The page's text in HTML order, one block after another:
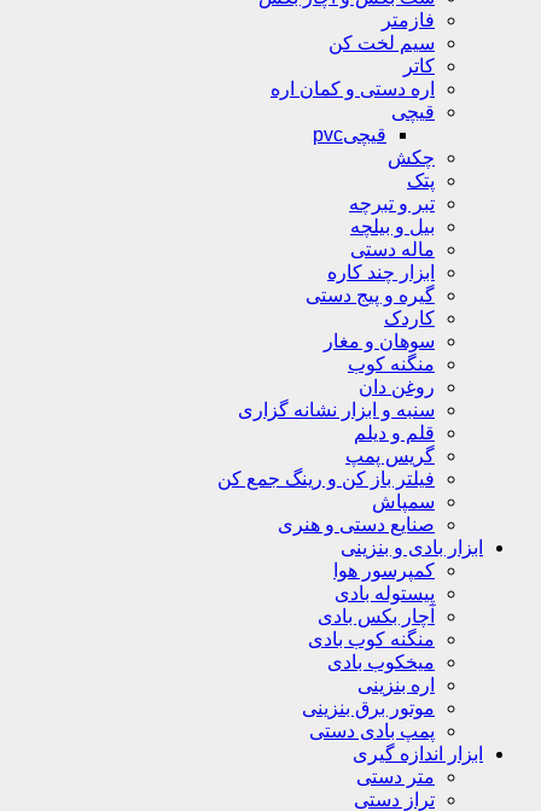
فازمتر
سیم لخت کن
کاتر
اره دستی و کمان اره
قیچی
قیچیpvc
چکش
پتک
تبر و تبرچه
بیل و بیلچه
ماله دستی
ابزار چند کاره
گیره و پیج دستی
کاردک
سوهان و مغار
منگنه کوب
روغن دان
سنبه و ابزار نشانه گزاری
قلم و دیلم
گریس پمپ
فیلتر باز کن و رینگ جمع کن
سمپاش
صنایع دستی و هنری
ابزار بادی و بنزینی
کمپرسور هوا
پیستوله بادی
آچار بکس بادی
منگنه کوب بادی
میخکوب بادی
اره بنزینی
موتور برق بنزینی
پمپ بادی دستی
ابزار اندازه گیری
متر دستی
تراز دستی